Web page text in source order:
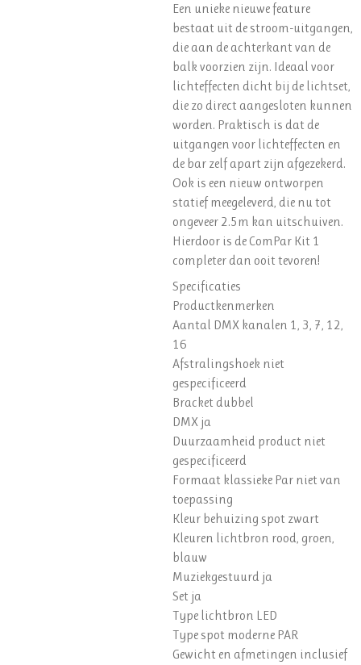
Een unieke nieuwe feature
bestaat uit de stroom-uitgangen,
die aan de achterkant van de
balk voorzien zijn. Ideaal voor
lichteffecten dicht bij de lichtset,
die zo direct aangesloten kunnen
worden. Praktisch is dat de
uitgangen voor lichteffecten en
de bar zelf apart zijn afgezekerd.
Ook is een nieuw ontworpen
statief meegeleverd, die nu tot
ongeveer 2.5m kan uitschuiven.
Hierdoor is de ComPar Kit 1
completer dan ooit tevoren!
Specificaties
Productkenmerken
Aantal DMX kanalen 1, 3, 7, 12,
16
Afstralingshoek niet
gespecificeerd
Bracket dubbel
DMX ja
Duurzaamheid product niet
gespecificeerd
Formaat klassieke Par niet van
toepassing
Kleur behuizing spot zwart
Kleuren lichtbron rood, groen,
blauw
Muziekgestuurd ja
Set ja
Type lichtbron LED
Type spot moderne PAR
Gewicht en afmetingen inclusief